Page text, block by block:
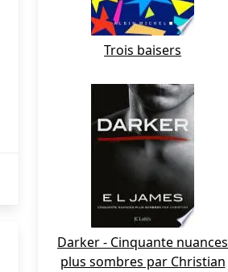
Trois baisers
Darker - Cinquante nuances
plus sombres par Christian